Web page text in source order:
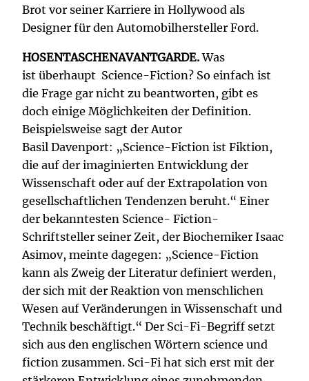
Brot vor seiner Karriere in Hollywood als
Designer für den Automobilhersteller Ford.
HOSENTASCHENAVANTGARDE.Was
ist überhaupt Science-Fiction? So einfach ist
die Frage gar nicht zu beantworten, gibt es
doch einige Möglichkeiten der Definition.
Beispielsweise sagt der Autor
Basil Davenport: „Science-Fiction ist Fiktion,
die auf der imaginierten Entwicklung der
Wissenschaft oder auf der Extrapolation von
gesellschaftlichen Tendenzen beruht.“ Einer
der bekanntesten Science- Fiction-
Schriftsteller seiner Zeit, der Biochemiker Isaac
Asimov, meinte dagegen: „Science-Fiction
kann als Zweig der Literatur definiert werden,
der sich mit der Reaktion von menschlichen
Wesen auf Veränderungen in Wissenschaft und
Technik beschäftigt.“ Der Sci-Fi-Begriff setzt
sich aus den englischen Wörtern science und
fiction zusammen. Sci-Fi hat sich erst mit der